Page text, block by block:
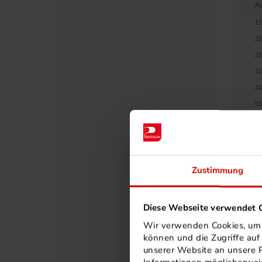
Zustimmung
Diese Webseite verwendet
Wir verwenden Cookies,
können und die Zugriffe
unserer Website an unsere